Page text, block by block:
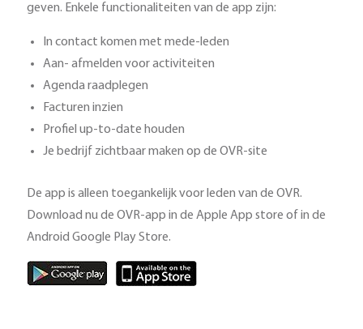
geven. Enkele functionaliteiten van de app zijn:
In contact komen met mede-leden
Aan- afmelden voor activiteiten
Agenda raadplegen
Facturen inzien
Profiel up-to-date houden
Je bedrijf zichtbaar maken op de OVR-site
De app is alleen toegankelijk voor leden van de OVR.
Download nu de OVR-app in de Apple App store of in de
Android Google Play Store.